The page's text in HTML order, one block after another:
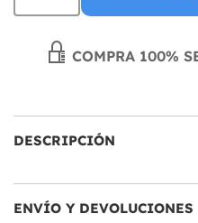
COMPRA 100%
DESCRIPCIÓN
ENVÍO Y DEVOLUCIONES